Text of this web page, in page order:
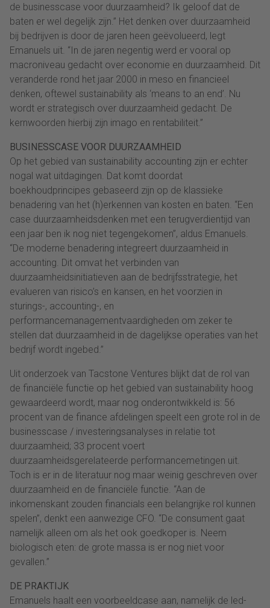
de businesscase voor duurzaamheid? Ik geloof dat de
baten er wel degelijk zijn.” Het denken over duurzaamheid
bij bedrijven is door de jaren heen geëvolueerd, legt
Emanuels uit. “In de jaren negentig werd er vooral op
macroniveau gedacht over economie en duurzaamheid. Dit
veranderde rond het jaar 2000 in meso en financieel
denken, oftewel sustainability als ‘means to an end’. Nu
wordt er strategisch over duurzaamheid gedacht. De
kernwoorden hierbij zijn imago en rentabiliteit.”
BUSINESSCASE VOOR DUURZAAMHEID
Op het gebied van sustainability accounting zijn er echter
nogal wat uitdagingen. Dat komt doordat
boekhoudprincipes gebaseerd zijn op de klassieke
benadering van het (h)erkennen van kosten en baten. “Een
case duurzaamheidsdenken met een terugverdientijd van
een jaar ben ik nog niet tegengekomen”, aldus Emanuels.
“De moderne benadering integreert duurzaamheid in
accounting. Dit omvat het verbinden van
duurzaamheidsinitiatieven aan de bedrijfsstrategie, het
evalueren van risico’s en kansen, en het voorzien in
sturings-, accounting-, en
performancemanagementvaardigheden om zeker te
stellen dat duurzaamheid in de dagelijkse operaties van het
bedrijf wordt ingebed.”
Uit onderzoek van Tacstone Ventures blijkt dat de rol van
de financiële functie op het gebied van sustainability hoog
gewaardeerd wordt, maar nog onderontwikkeld is: 56
procent van de finance afdelingen speelt een grote rol in de
businesscase / investeringsanalyses in relatie tot
duurzaamheid; 33 procent voert
duurzaamheidsgerelateerde performancemetingen uit.
Toch is er in de literatuur nog maar weinig geschreven over
duurzaamheid en de financiële functie. “Aan de
inkomenskant zouden financials een belangrijke rol kunnen
spelen”, denkt een aanwezige CFO. “De consument gaat
namelijk alleen om als het ook goedkoper is. Neem
biologisch eten: de grote massa is er nog niet voor
gevallen.”
DE PRAKTIJK
Emanuels haalt een voorbeeldcase aan, namelijk de led-